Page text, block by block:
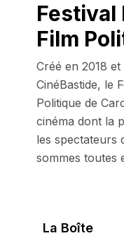
Festival
Film
Créé en 2018 et
CinéBastide, le
Politique de
cinéma dont la
les spectateurs
sommes toutes
La Boîte